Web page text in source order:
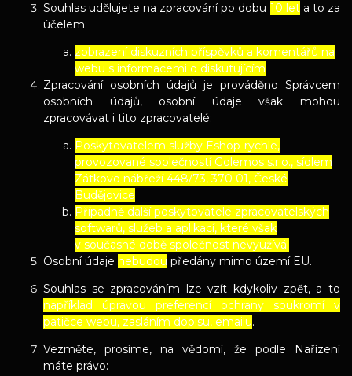
Souhlas udělujete na zpracování po dobu 10 leta to za
účelem:
zobrazení diskuzních příspěvků a komentářů na
webu s informacemi o diskutujícím
Zpracování osobních údajů je prováděno Správcem
osobních údajů, osobní údaje však mohou
zpracovávat i tito zpracovatelé:
Poskytovatelem služby Eshop-rychle,
provozované společností Golemos s.r.o., sídlem
Zátkovo nábřeží 448/73, 370 01, České
Budějovice
Případně další poskytovatelé zpracovatelských
softwarů, služeb a aplikací, které však
v současné době společnost nevyužívá.
Osobní údaje nebudou předány mimo území EU.
Souhlas se zpracováním lze vzít kdykoliv zpět, a to
například úpravou preferencí ochrany soukromí v
patičce webu, zasláním dopisu, emailu.
Vezměte, prosíme, na vědomí, že podle Nařízení
máte právo: